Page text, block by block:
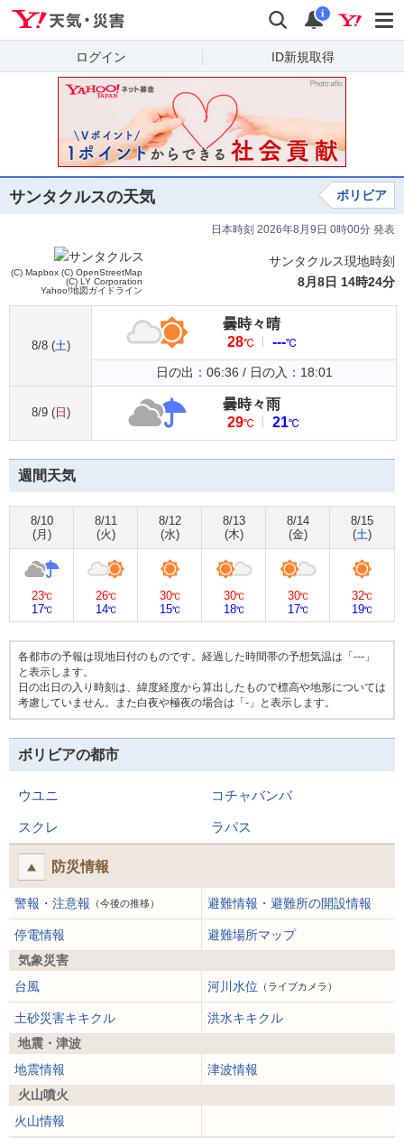
検索 通知
i
ログイン ID新規取得
サンタクルスの天気 ボリビア
日本時刻 2026年8月9日 0時00分 発表
(C) Mapbox (C) OpenStreetMap
(C) LY Corporation
Yahoo!地図ガイドライン
サンタクルス現地時刻
8月8日 14時24分
8/8 (土)
曇時々晴
28℃ ---℃
日の出：06:36 / 日の入：18:01
8/9 (日 )
曇時々雨
29℃ 21℃
週間天気
8/10
(月 )
8/11
(火)
8/12
(水)
8/13
(木)
8/14
(金)
8/15
(土)
23℃
17℃
26℃
14℃
30℃
15℃
30℃
18℃
30℃
17℃
32℃
19℃
各都市の予報は現地日付のものです。経過した時間帯の予想気温は「---」
と表示します。
日の出日の入り時刻は、緯度経度から算出したもので標高や地形については
考慮していません。また白夜や極夜の場合は「-」と表示します。
ボリビアの都市
ウユニ コチャバンバ
スクレ ラパス
防災情報
警報・注意報 （今後の推移） 避難情報・避難所の開設情報
停電情報
避難場所マップ
気象災害
台風
河川水位 （ライブカメラ）
土砂災害キキクル
洪水キキクル
地震・津波
地震情報
津波情報
火山噴火
火山情報